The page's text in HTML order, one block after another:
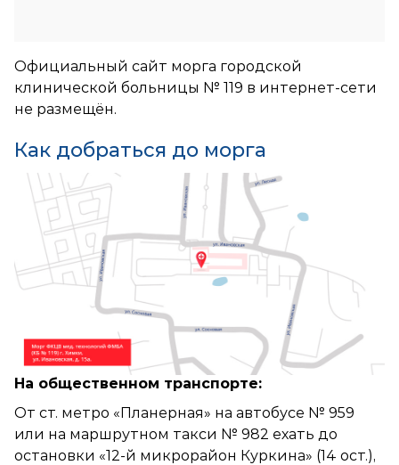
Официальный сайт морга городской
клинической больницы № 119 в интернет-сети
не размещён.
Как добраться до морга
На общественном транспорте:
От ст. метро «Планерная» на автобусе № 959
или на маршрутном такси № 982 ехать до
остановки «12-й микрорайон Куркина» (14 ост.),